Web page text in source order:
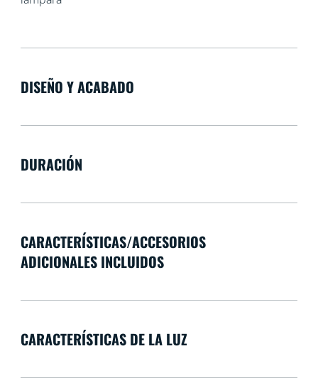
DISEÑO Y ACABADO
DURACIÓN
CARACTERÍSTICAS/ACCESORIOS
ADICIONALES INCLUIDOS
CARACTERÍSTICAS DE LA LUZ